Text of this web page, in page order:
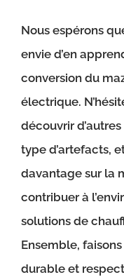
Nous espérons
envie d’en
conversion du
électrique.
découvrir
type d’artefacts,
davantage sur la
contribuer à
solutions de
Ensemble,
durable et